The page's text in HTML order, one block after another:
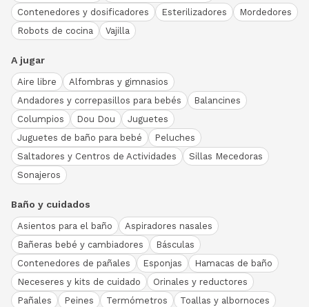
Contenedores y dosificadores
Esterilizadores
Mordedores
Robots de cocina
Vajilla
A jugar
Aire libre
Alfombras y gimnasios
Andadores y correpasillos para bebés
Balancines
Columpios
Dou Dou
Juguetes
Juguetes de baño para bebé
Peluches
Saltadores y Centros de Actividades
Sillas Mecedoras
Sonajeros
Baño y cuidados
Asientos para el baño
Aspiradores nasales
Bañeras bebé y cambiadores
Básculas
Contenedores de pañales
Esponjas
Hamacas de baño
Neceseres y kits de cuidado
Orinales y reductores
Pañales
Peines Termómetros Toallas y albornoces